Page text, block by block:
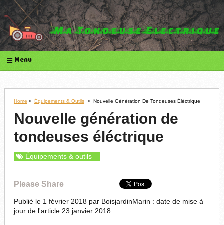
Menu
Home > Équipements & Outils > Nouvelle Génération De Tondeuses Éléctrique
Nouvelle génération de
tondeuses éléctrique
Équipements & outils
Please Share
Publié le 1 février 2018 par BoisjardinMarin : date de mise à
jour de l'article 23 janvier 2018